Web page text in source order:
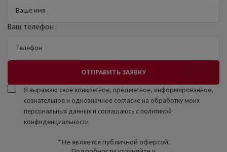
Ваш телефон
Я выражаю своё конкретное, предметное, информированное,
сознательное и однозначное согласие на обработку моих
персональных данных и соглашаюсь с политикой
конфиденциальности
ОТПРАВИТЬ ЗАЯВКУ
*Не является публичной офертой.